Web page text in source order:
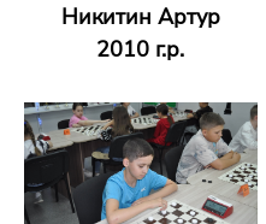
Никитин Артур
2010 г.р.